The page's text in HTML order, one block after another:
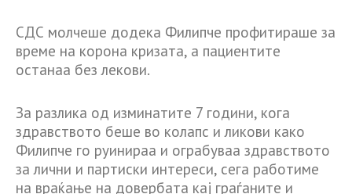
СДС молчеше додека Филипче профитираше за
време на корона кризата, а пациентите
останаа без лекови.
За разлика од изминатите 7 години, кога
здравството беше во колапс и ликови како
Филипче го руинираа и ограбуваа здравството
за лични и партиски интереси, сега работиме
на враќање на довербата кај граѓаните и